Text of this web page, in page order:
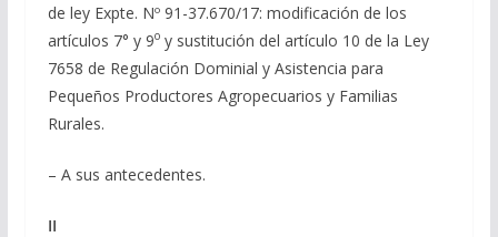
de ley Expte. Nº 91-37.670/17: modificación de los
artículos 7° y 9oy sustitución del artículo 10 de la Ley
7658 de Regulación Dominial y Asistencia para
Pequeños Productores Agropecuarios y Familias
Rurales.
– A sus antecedentes.
II